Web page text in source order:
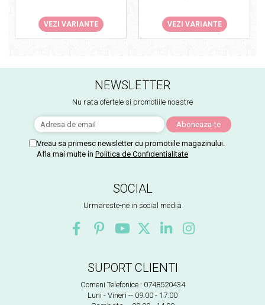
VEZI VARIANTE VEZI VARIANTE
NEWSLETTER
Nu rata ofertele si promotiile noastre
Vreau sa primesc newsletter cu promotiile magazinului.
Afla mai multe in Politica de Confidentialitate
SOCIAL
Urmareste-ne in social media
SUPORT CLIENTI
Comeni Telefonice : 0748520434
Luni - Vineri -- 09.00 - 17.00